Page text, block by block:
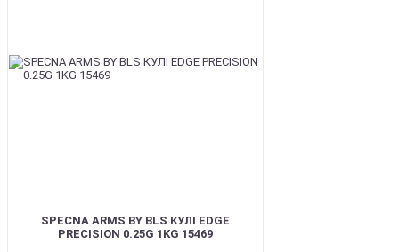
SPECNA ARMS BY BLS КУЛІ EDGE
PRECISION 0.25G 1KG 15469